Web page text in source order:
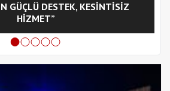
GÜÇLÜ DESTEK, KESİNTİSİZ
HİZMET”